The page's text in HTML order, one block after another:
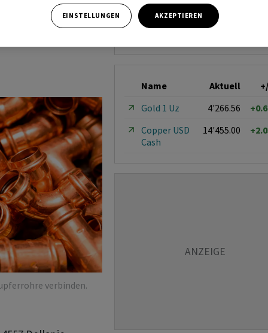
Preisen für
verbinden.
Name Aktuell
Gold 1 Uz
4'266.56
Copper USD
Cash
14'455.00
EINSTELLUNGEN AKZEPTIEREN